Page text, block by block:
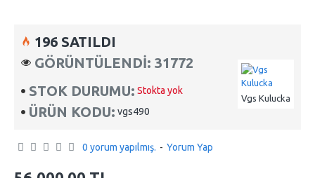
STOK DURUMU: Stokta yok
ÜRÜN KODU: vgs490
Vgs Kulucka
196 SATILDI
GÖRÜNTÜLENDI: 31772
0 yorum yapılmış. - Yorum Yap